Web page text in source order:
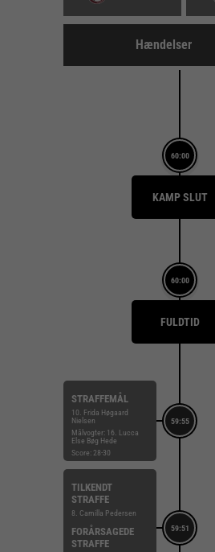
Hændelser
60:00
KAMP SLUT
60:00
FULDTID
59:55
STRAFFEMÅL
10. Frida Høgaard
Nielsen
Målvogter: 16. Lucca
Else Bøg Hede
Score: 28-30
59:51
TILKENDT
STRAFFE
8. Camilla Pedersen
FORÅRSAGEDE
STRAFFE